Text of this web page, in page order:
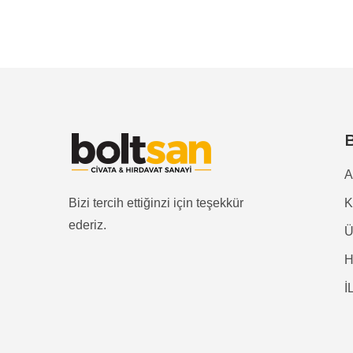
Bizi tercih ettiğinzi için teşekkür
ederiz.